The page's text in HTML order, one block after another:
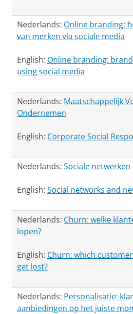
Nederlands: Online branding:
van merken via sociale media
English: Online branding:
using social media
Nederlands: Maatschappelijk
Ondernemen
English: Corporate Social
Nederlands: Sociale
English: Social networks and
Nederlands: Churn: welke
lopen?
English: Churn: which
get lost?
Nederlands: Personalisatie:
aanbiedingen op het juiste